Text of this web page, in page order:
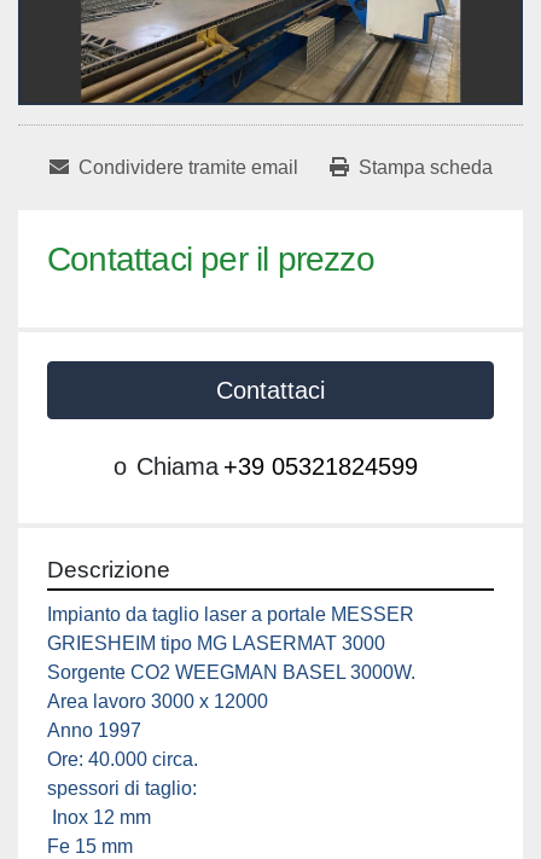
Condividere tramite email Stampa scheda
Contattaci per il prezzo
Contattaci
o Chiama +39 05321824599
Descrizione
Impianto da taglio laser a portale MESSER
GRIESHEIM tipo MG LASERMAT 3000
Sorgente CO2 WEEGMAN BASEL 3000W.
Area lavoro 3000 x 12000
Anno 1997
Ore: 40.000 circa.
spessori di taglio:
Inox 12 mm
Fe 15 mm